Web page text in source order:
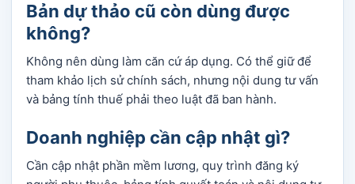
Bản dự thảo cũ còn dùng được
không?
Không nên dùng làm căn cứ áp dụng. Có thể giữ để
tham khảo lịch sử chính sách, nhưng nội dung tư vấn
và bảng tính thuế phải theo luật đã ban hành.
Doanh nghiệp cần cập nhật gì?
Cần cập nhật phần mềm lương, quy trình đăng ký